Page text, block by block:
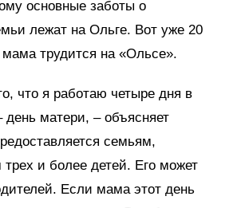
основные заботы о
лежат на Ольге. Вот уже 20
мама трудится на «Ольсе».
что я работаю четыре дня в
матери, – объясняет
семьям,
и более детей. Его может
Если мама этот день